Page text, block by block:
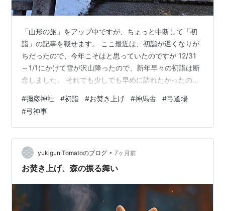
「山形の旅」をアップ中ですが、ちょっと中断して「初
詣」の記事を載せます。 ここ最近は、初詣が遅くなりが
ちだったので、今年こそはと思っていたのですが 12/31
～1/1にかけて雪が沢山降ったので、新年早々の初詣は断
念しました。 それでも少しでも早めに訪れたかったの
食後に思い立って出かけてきました。 訪れたのは、越後
一宮の彌彦神社。 三が日が過ぎたので少しは人も少ない
かな？と思っていたのですが、中々の人出 にびっくりし
ました。 駐車場も満車状態。運良くちょうど出た車がい
たので、どうにか停めることが 出来ました。良かっ
た･･･。 東参道から入…
#彌彦神社 #初詣 #お焚き上げ #神馬舎 #弓道場
#弓神事
yukiguniTomatoのブログ • 7ヶ月前
お焚き上げ、森の振る舞い